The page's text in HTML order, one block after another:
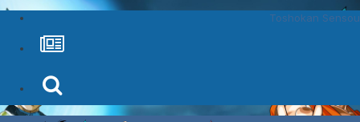
Toshokan Sensou